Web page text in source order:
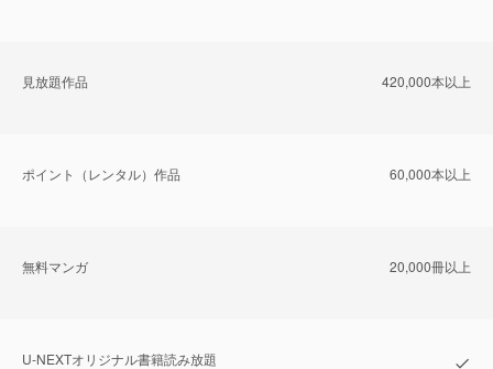
⾒放題作品 420,000本以上
ポイント（レンタル）作品 60,000本以上
無料マンガ 20,000冊以上
U-NEXTオリジナル書籍読み放題